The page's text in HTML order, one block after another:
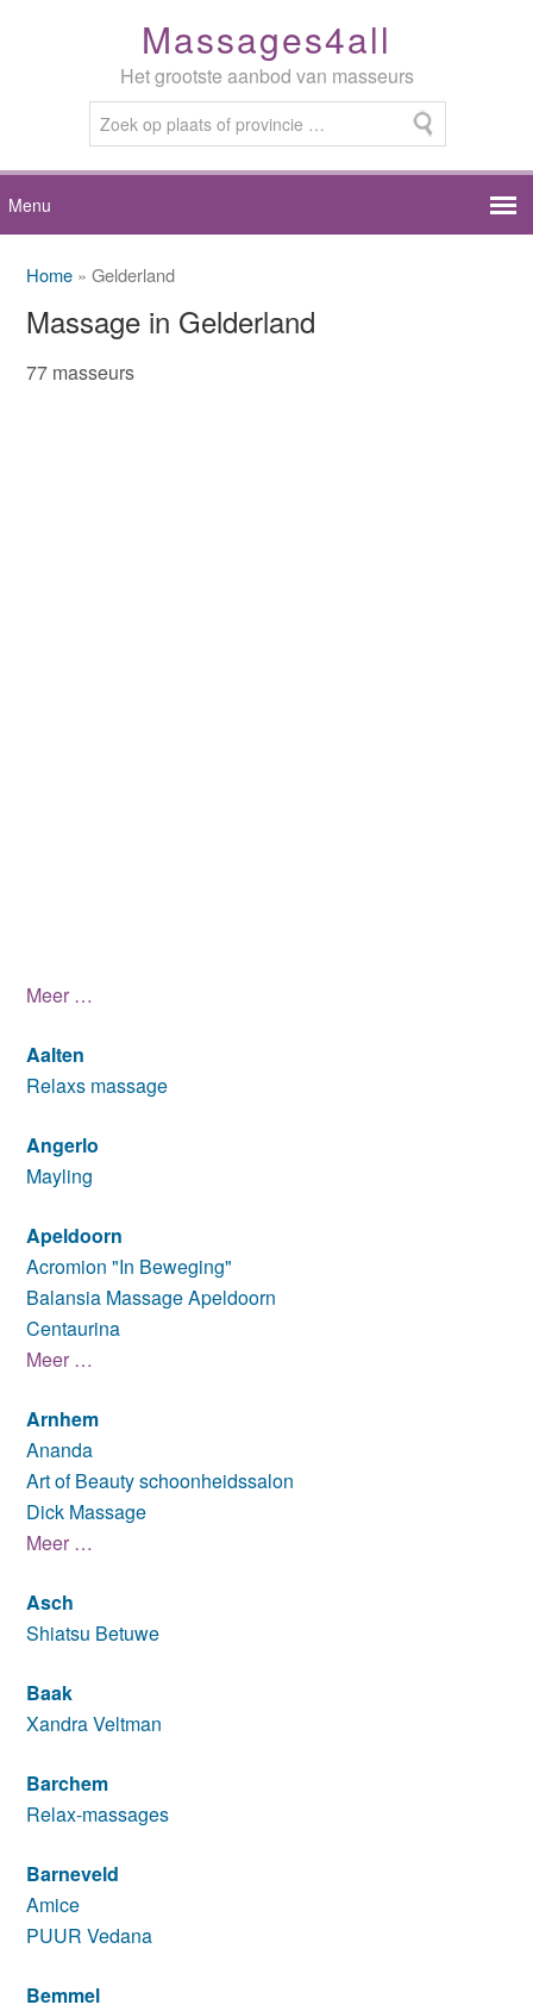
Massages4all
Het grootste aanbod van masseurs
Home » Gelderland
Massage in Gelderland
77 masseurs
Meer …
Aalten
Relaxs massage
Angerlo
Mayling
Apeldoorn
Acromion "In Beweging"
Balansia Massage Apeldoorn
Centaurina
Meer …
Arnhem
Ananda
Art of Beauty schoonheidssalon
Dick Massage
Meer …
Asch
Shiatsu Betuwe
Baak
Xandra Veltman
Barchem
Relax-massages
Barneveld
Amice
PUUR Vedana
Bemmel